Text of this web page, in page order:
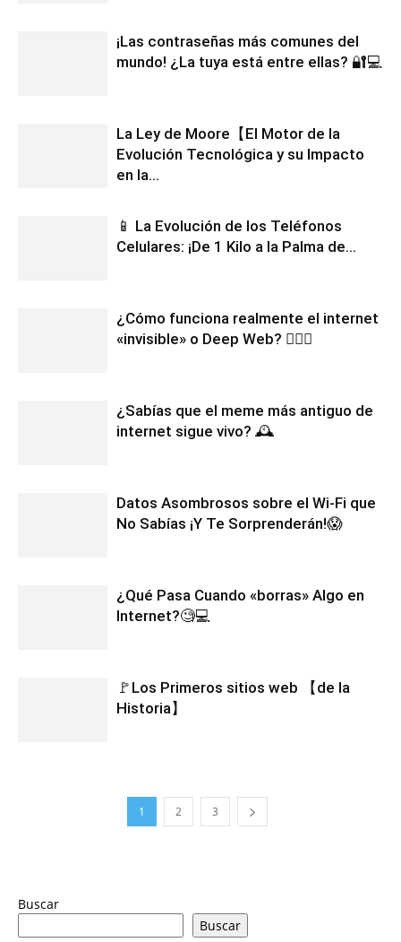
¡Las contraseñas más comunes del
mundo! ¿La tuya está entre ellas? 🔐💻
La Ley de Moore【El Motor de la
Evolución Tecnológica y su Impacto
en la...
📱 La Evolución de los Teléfonos
Celulares: ¡De 1 Kilo a la Palma de...
¿Cómo funciona realmente el internet
«invisible» o Deep Web? 🕵️‍♂️🌐
¿Sabías que el meme más antiguo de
internet sigue vivo? 🕰️
Datos Asombrosos sobre el Wi-Fi que
No Sabías ¡Y Te Sorprenderán!😱
¿Qué Pasa Cuando «borras» Algo en
Internet?🧐💻
🚩Los Primeros sitios web 【de la
Historia】
1 2 3
Buscar
Buscar